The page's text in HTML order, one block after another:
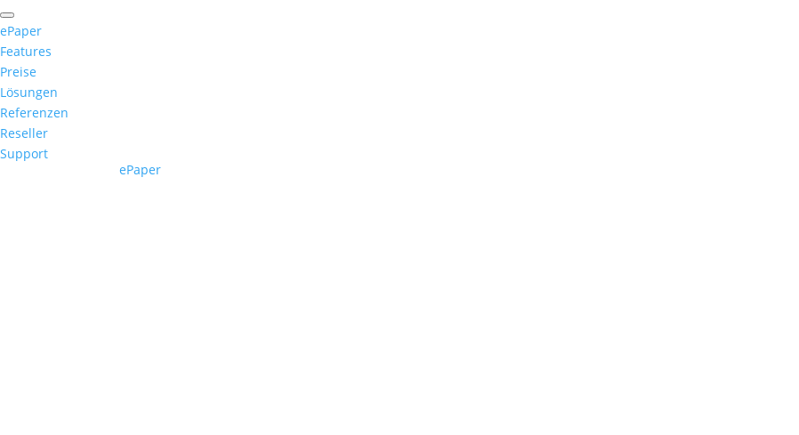
ePaper
Features
Preise
Lösungen
Referenzen
Reseller
Support
ePaper